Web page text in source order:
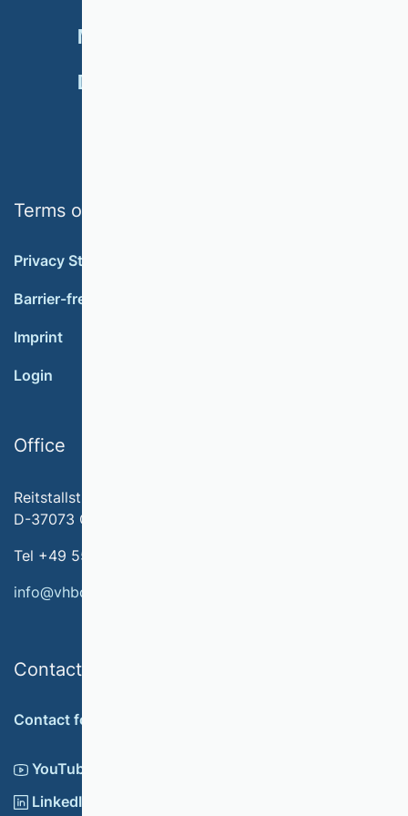
NEWSLETTER
DONATE
Terms of use
Privacy Statement
Barrier-free accessibility
Imprint
Login
Office
Reitstallstr. 7
D-37073 Göttingen
Tel +49 551 79778-566
info@vhbonline.org
Contact
Contact form
YouTube
LinkedIn